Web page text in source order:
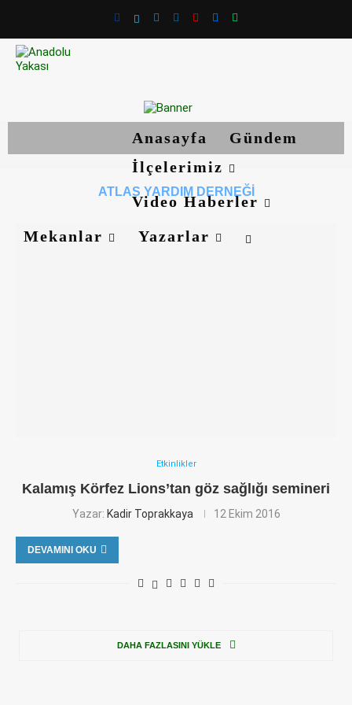
Anasayfa
Gündem
İlçelerimiz
Video Haberler
Mekanlar
Yazarlar
ATLAS YARDIM DERNEĞI
Etkinlikler
Kalamış Körfez Lions’tan göz sağlığı semineri
Yazar: Kadir Toprakkaya 12 Ekim 2016
DEVAMINI OKU
DAHA FAZLASINI YÜKLE